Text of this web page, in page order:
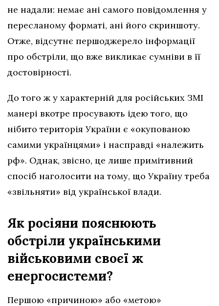
не надали: немає ані самого повідомлення у
пересланому форматі, ані його скриншоту.
Отже, відсутнє першоджерело інформації
про обстріли, що вже викликає сумніви в її
достовірності.
До того ж у характерній для російських ЗМІ
манері вкотре просувають ідею того, що
нібито територія України є «окупованою
самими українцями» і насправді «належить
рф». Однак, звісно, це лише примітивний
спосіб наголосити на тому, що Україну треба
«звільняти» від української влади.
Як росіяни пояснюють
обстріли українськими
військовими своєї ж
енергосистеми?
Першою «причиною» або «метою»